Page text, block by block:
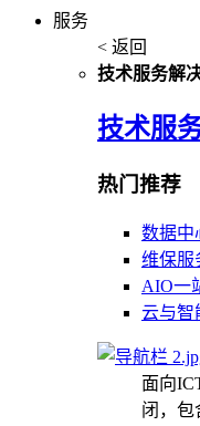
服务
< 返回
技术服务解
技术服
热门推荐
数据中
维保服
AIO一
云与智
面向
闭，包